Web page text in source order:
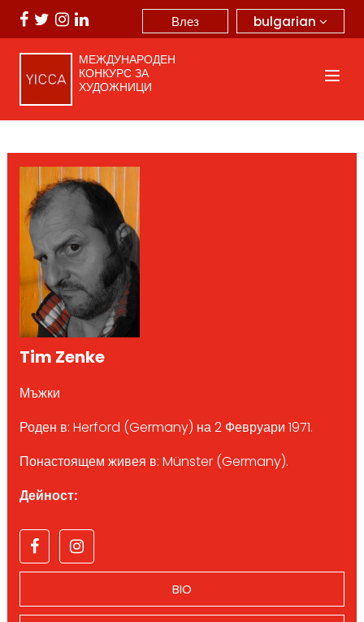
bulgarian
Влез
МЕЖДУНАРОДЕН
КОНКУРС ЗА
ХУДОЖНИЦИ
Tim Zenke
Мъжки
Роден в: Herford (Germany) на 2 Февруари 1971.
Понастоящем живея в: Münster (Germany).
Дейност:
BIO